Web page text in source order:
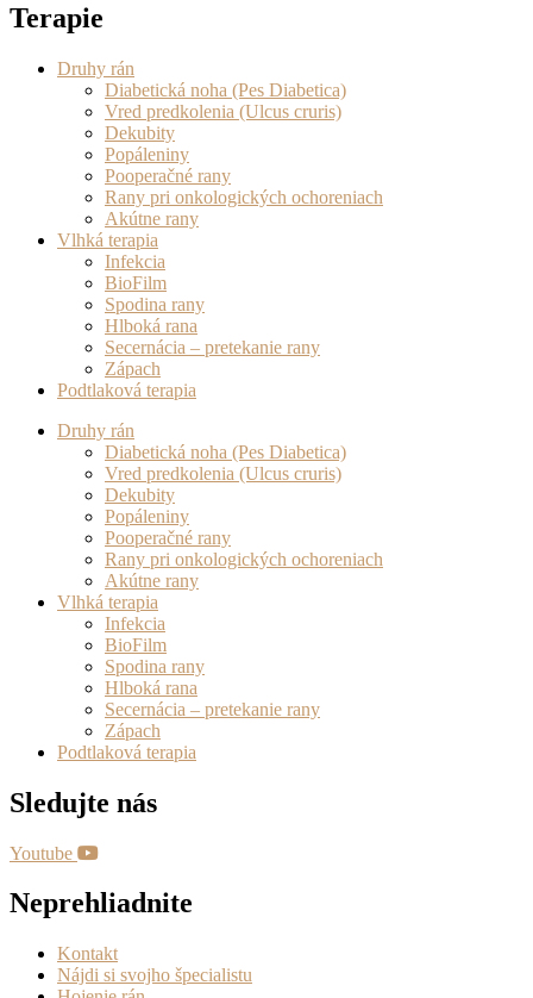
Terapie
Druhy rán
Diabetická noha (Pes Diabetica)
Vred predkolenia (Ulcus cruris)
Dekubity
Popáleniny
Pooperačné rany
Rany pri onkologických ochoreniach
Akútne rany
Vlhká terapia
Infekcia
BioFilm
Spodina rany
Hlboká rana
Secernácia – pretekanie rany
Zápach
Podtlaková terapia
Druhy rán
Diabetická noha (Pes Diabetica)
Vred predkolenia (Ulcus cruris)
Dekubity
Popáleniny
Pooperačné rany
Rany pri onkologických ochoreniach
Akútne rany
Vlhká terapia
Infekcia
BioFilm
Spodina rany
Hlboká rana
Secernácia – pretekanie rany
Zápach
Podtlaková terapia
Sledujte nás
Youtube
Neprehliadnite
Kontakt
Nájdi si svojho špecialistu